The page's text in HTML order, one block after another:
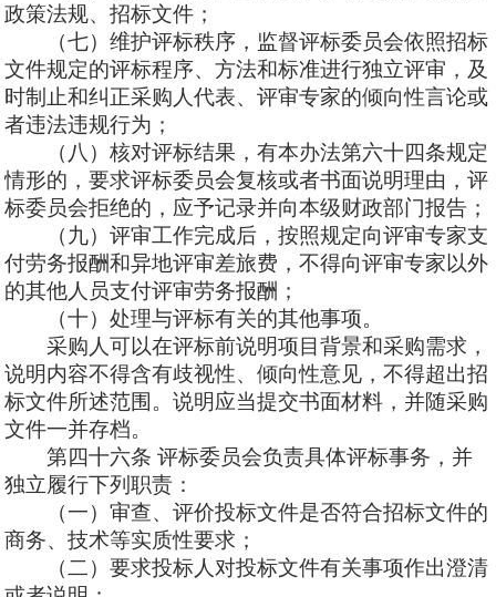
政策法规、招标文件；
（七）维护评标秩序，监督评标委员会依照招标
文件规定的评标程序、方法和标准进行独立评审，及
时制止和纠正采购人代表、评审专家的倾向性言论或
者违法违规行为；
（八）核对评标结果，有本办法第六十四条规定
情形的，要求评标委员会复核或者书面说明理由，评
标委员会拒绝的，应予记录并向本级财政部门报告；
（九）评审工作完成后，按照规定向评审专家支
付劳务报酬和异地评审差旅费，不得向评审专家以外
的其他人员支付评审劳务报酬；
（十）处理与评标有关的其他事项。
采购人可以在评标前说明项目背景和采购需求，
说明内容不得含有歧视性、倾向性意见，不得超出招
标文件所述范围。说明应当提交书面材料，并随采购
文件一并存档。
第四十六条 评标委员会负责具体评标事务，并
独立履行下列职责：
（一）审查、评价投标文件是否符合招标文件的
商务、技术等实质性要求；
（二）要求投标人对投标文件有关事项作出澄清